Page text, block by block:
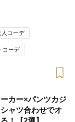
人コーデ
コーデ
カー×パンツカジ
ャツ合わせでオ